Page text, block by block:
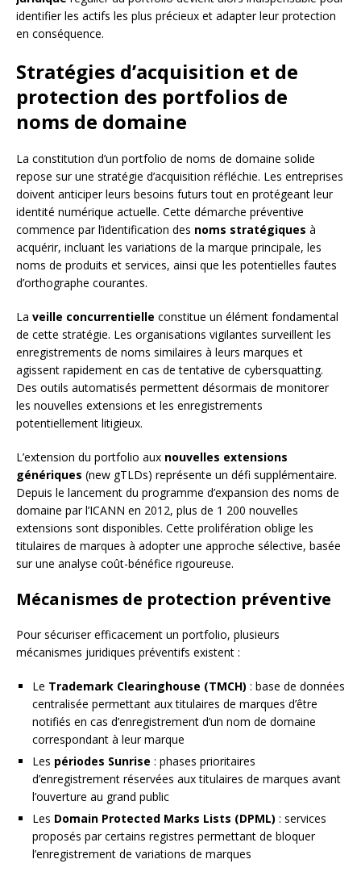
identifier les actifs les plus précieux et adapter leur protection
en conséquence.
Stratégies d’acquisition et de
protection des portfolios de
noms de domaine
La constitution d’un portfolio de noms de domaine solide
repose sur une stratégie d’acquisition réfléchie. Les entreprises
doivent anticiper leurs besoins futurs tout en protégeant leur
identité numérique actuelle. Cette démarche préventive
commence par l’identification des noms stratégiques à
acquérir, incluant les variations de la marque principale, les
noms de produits et services, ainsi que les potentielles fautes
d’orthographe courantes.
La veille concurrentielle constitue un élément fondamental
de cette stratégie. Les organisations vigilantes surveillent les
enregistrements de noms similaires à leurs marques et
agissent rapidement en cas de tentative de cybersquatting.
Des outils automatisés permettent désormais de monitorer
les nouvelles extensions et les enregistrements
potentiellement litigieux.
L’extension du portfolio aux nouvelles extensions
génériques (new gTLDs) représente un défi supplémentaire.
Depuis le lancement du programme d’expansion des noms de
domaine par l’ICANN en 2012, plus de 1 200 nouvelles
extensions sont disponibles. Cette prolifération oblige les
titulaires de marques à adopter une approche sélective, basée
sur une analyse coût-bénéfice rigoureuse.
Mécanismes de protection préventive
Pour sécuriser efficacement un portfolio, plusieurs
mécanismes juridiques préventifs existent :
Le Trademark Clearinghouse (TMCH) : base de données
centralisée permettant aux titulaires de marques d’être
notifiés en cas d’enregistrement d’un nom de domaine
correspondant à leur marque
Les périodes Sunrise : phases prioritaires
d’enregistrement réservées aux titulaires de marques avant
l’ouverture au grand public
Les Domain Protected Marks Lists (DPML) : services
proposés par certains registres permettant de bloquer
l’enregistrement de variations de marques